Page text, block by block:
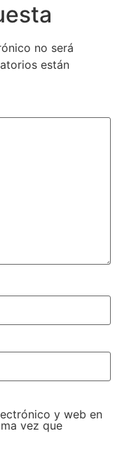
no será
están
y web en
vez que